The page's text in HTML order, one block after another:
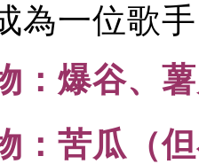
為一位歌
：爆谷、
：苦瓜（